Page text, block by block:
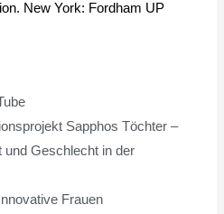
New York: Fordham UP
Sapphos Töchter –
und Geschlecht in der
Frauen